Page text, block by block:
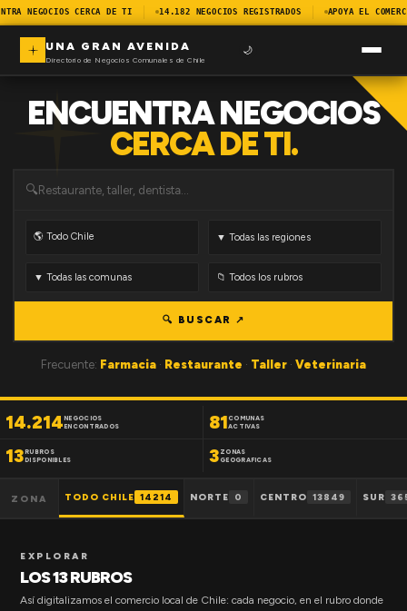
NEGOCIOS CERCA DE TI 14.182 NEGOCIOS REGISTRADOS APOYA EL
UNA GRAN AVENIDA
Directorio de Negocios Comunales de Chile
🌙
ENCUENTRA NEGOCIOS
CERCA DE TI.
🔍
🔍 BUSCAR ↗
Frecuente: Farmacia · Restaurante · Taller · Veterinaria
14.214NEGOCIOS
ENCONTRADOS
81 COMUNAS
ACTIVAS
13RUBROS
DISPONIBLES
3 ZONAS
GEOGRAFICAS
ZONA TODO CHILE 14214 NORTE 0 CENTRO 13849 SUR
EXPLORAR
LOS 13 RUBROS
Así digitalizamos el comercio local de Chile: cada negocio, en el rubro donde